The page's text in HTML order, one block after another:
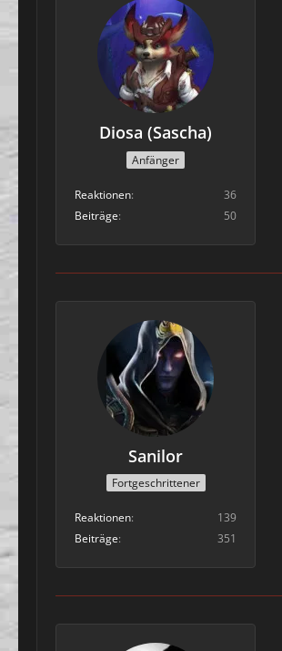
Diosa (Sascha)
Anfänger
Reaktionen
36
Beiträge
50
Sanilor
Fortgeschrittener
Reaktionen
139
Beiträge
351